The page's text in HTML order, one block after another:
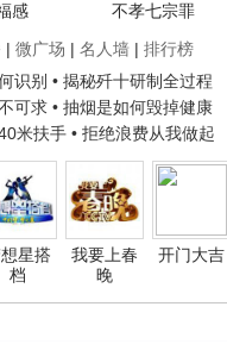
感
不孝七宗罪
| 微广场 | 名人墙 | 排行榜
识别 • 揭秘歼十研制全过程
可求 • 抽烟是如何毁掉健康
米扶手 • 拒绝浪费从我做起
星搭
档
我要上春
晚
开门大吉